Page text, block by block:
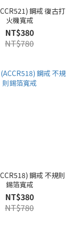
鋼戒 復古打
火機寬戒
NT$380
NT$780
鋼戒 不規則
錫箔寬戒
NT$380
NT$780